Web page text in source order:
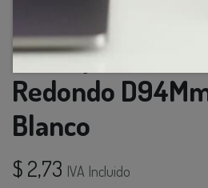
O.B. Fijo Gu10
Redondo
Blanco
$ 2,73 IVA Incluido